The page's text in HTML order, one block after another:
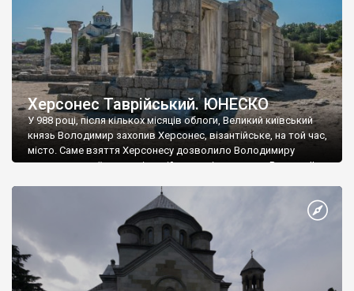
Херсонес Таврійський. ЮНЕСКО
У 988 році, після кількох місяців облоги, Великий київський
князь Володимир захопив Херсонес, візантійське, на той час,
місто. Саме взяття Херсонесу дозволило Володимиру
диктувати свої умови візантійському імператору Василю ІІ, та
Херсонесі Володимир-язичник, став Василем-християнином.
А потім було Хрещення Русі. На честь Херсонесу Таврійського